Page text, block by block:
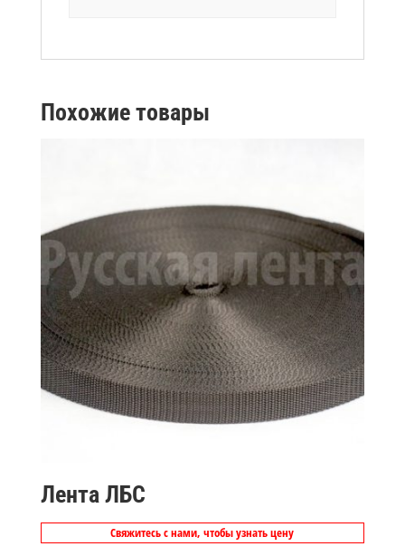
Похожие товары
Лента ЛБС
Свяжитесь с нами, чтобы узнать цену